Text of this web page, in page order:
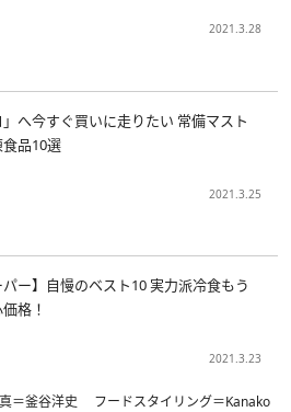
2021.3.28
」へ今すぐ買いに走りたい 常備マスト
品10選
2021.3.25
パー】自慢のベスト10 実力派冷食もう
格！
2021.3.23
＝釜谷洋史 フードスタイリング＝Kanako